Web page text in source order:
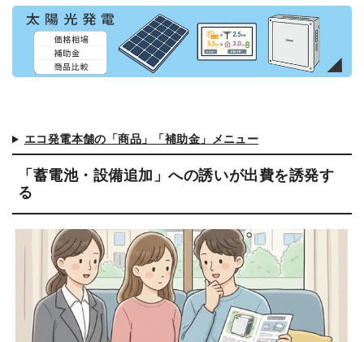
エコ発電本舗の「商品」「補助金」メニュー
「蓄電池・設備追加」への誘いが出費を誘発す
る